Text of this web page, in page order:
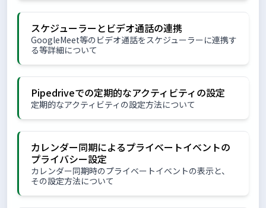
スケジューラーとビデオ通話の連携
GoogleMeet等のビデオ通話をスケジューラーに連携す
る等詳細について
Pipedriveでの定期的なアクティビティの設定
定期的なアクティビティの設定方法について
カレンダー同期によるプライベートイベントの
プライバシー設定
カレンダー同期時のプライベートイベントの表示と、
その設定方法について